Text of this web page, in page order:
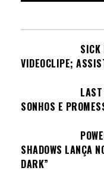
SICK
VIDEOCLIPE;
LAST
SONHOS E
SHADOWS LANÇA
DARK”